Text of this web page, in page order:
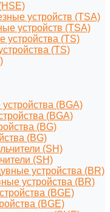
устройств (TSA)
(TS)
(BGA)
(BG)
(SH)
устройства (BR)
(BGE)